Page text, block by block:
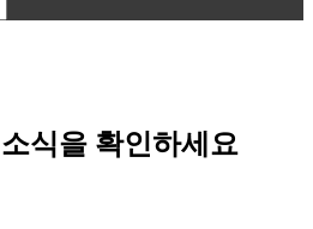
식을 확인하세요